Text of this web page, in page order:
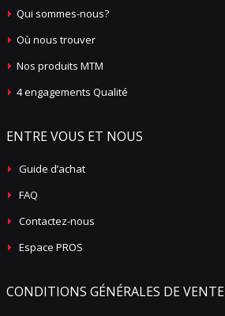
Qui sommes-nous?
Où nous trouver
Nos produits MTM
4 engagements Qualité
ENTRE VOUS ET NOUS
Guide d’achat
FAQ
Contactez-nous
Espace PROS
CONDITIONS GÉNÉRALES DE VENTE